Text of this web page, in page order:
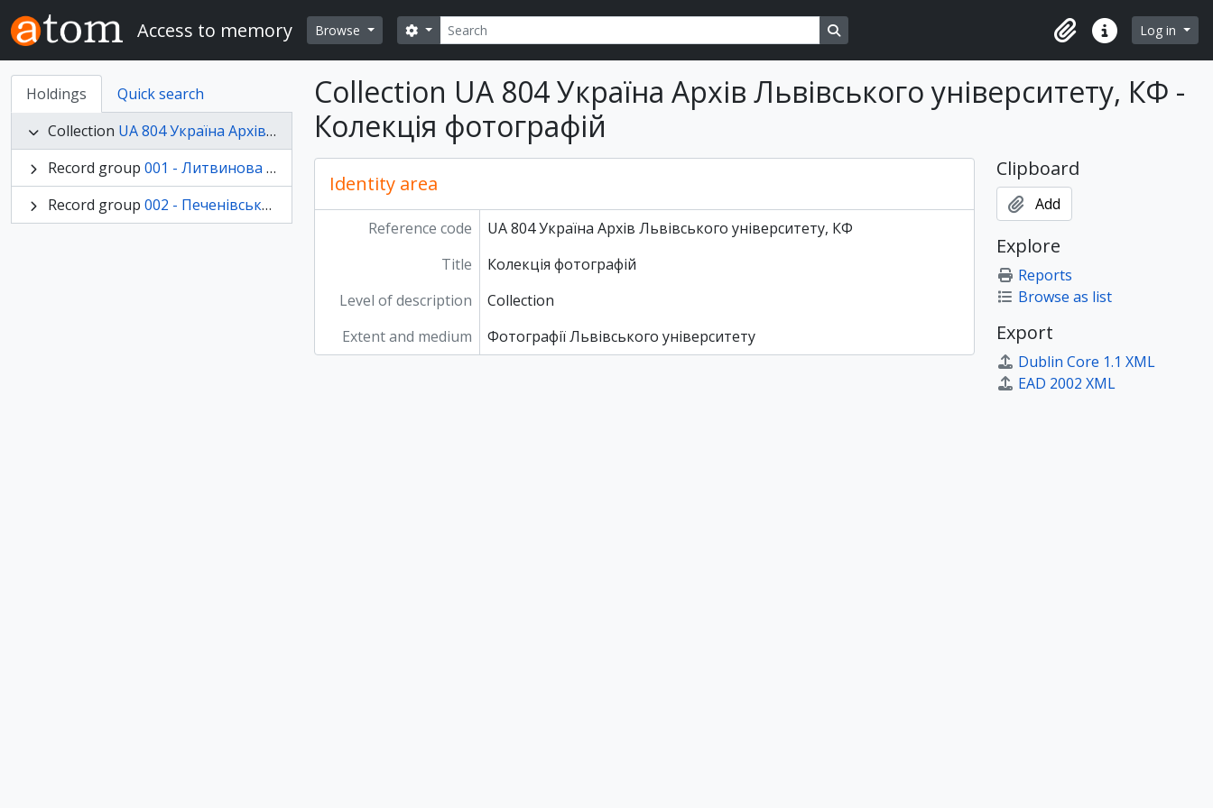
Skip to main content
Access to memory Browse Search
Search options
ClipboardQuick linksLog in
Holdings
Quick search
Collection UA 804 Україна Архів Львівського університету, КФ - Колекція фотографій
Record group 001 - Литвинова Ангеліна Федорівна
Record group 002 - Печенівський Дмитро Максимович
Collection UA 804 Україна Архів Львівського університету, КФ -
Колекція фотографій
Identity area
Reference code
UA 804 Україна Архів Львівського університету, КФ
Title
Колекція фотографій
Level of description
Collection
Extent and medium
Фотографії Львівського університету
Clipboard
Add
Explore
Reports
Browse as list
Export
Dublin Core 1.1 XML
EAD 2002 XML